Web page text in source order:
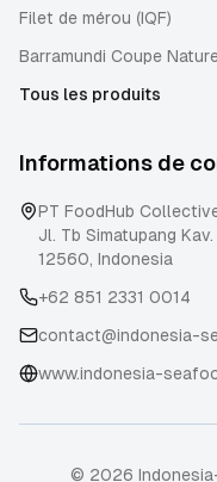
Filet de mérou (IQF)
Barramundi Coupe
Tous les produits
Informations de
PT FoodHub
Jl. Tb Simatupang
12560, Indonesia
+62 851 2331 0014
contact@indonesia-
www.indonesia-
© 2026